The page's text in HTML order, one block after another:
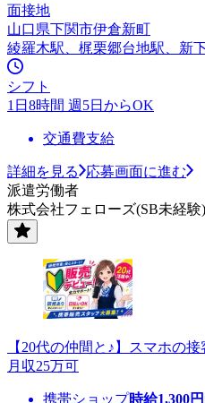
面接地
山口県下関市伊倉新町
綾羅木駅、梶栗郷台地駅、新
シフト
1日8時間 週5日からOK
交通費支給
詳細を見る
応募画面に進む
派遣労働者
株式会社フェローズ(SB未経験
【20代の仲間と♪】スマホの
月収25万可
携帯ショップ時給1,300